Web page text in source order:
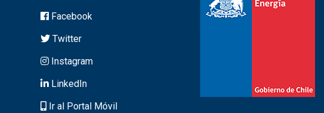
Facebook
Twitter
Instagram
LinkedIn
Ir al Portal Móvil